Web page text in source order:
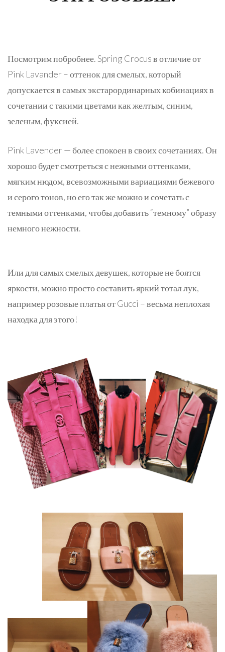
Посмотрим побробнее. Spring Crocus в отличие от
Pink Lavander – оттенок для смелых, который
допускается в самых экстарординарных кобинациях в
сочетании с такими цветами как желтым, синим,
зеленым, фуксией.
Pink Lavender — более спокоен в своих сочетаниях. Он
хорошо будет смотреться с нежными оттенками,
мягким нюдом, всевозможными вариациями бежевого
и серого тонов, но его так же можно и сочетать с
темными оттенками, чтобы добавить “темному” образу
немного нежности.
Или для самых смелых девушек, которые не боятся
яркости, можно просто составить яркий тотал лук,
например розовые платья от Gucci – весьма неплохая
находка для этого!